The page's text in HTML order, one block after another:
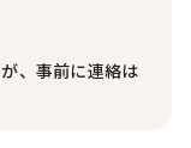
、事前に連絡は